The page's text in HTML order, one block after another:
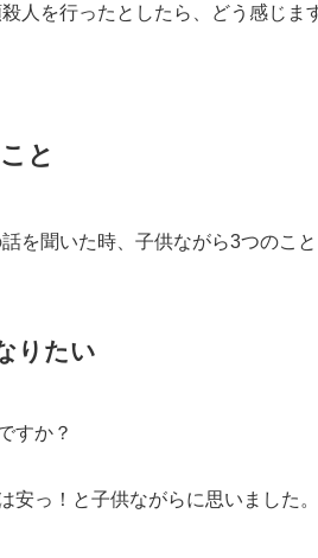
人を行ったとしたら、どう感じま
と
を聞いた時、子供ながら3つのこと
りたい
すか？
安っ！と子供ながらに思いました。